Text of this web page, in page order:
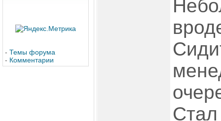
- Темы форума
- Комментарии